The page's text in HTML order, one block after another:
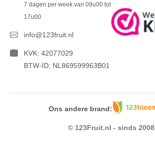
7 dagen per week van 09u00 tot
17u00
info@123fruit.nl
KVK: 42077029
BTW-ID: NL869599963B01
Ons andere brand:
© 123Fruit.nl - sinds 2008